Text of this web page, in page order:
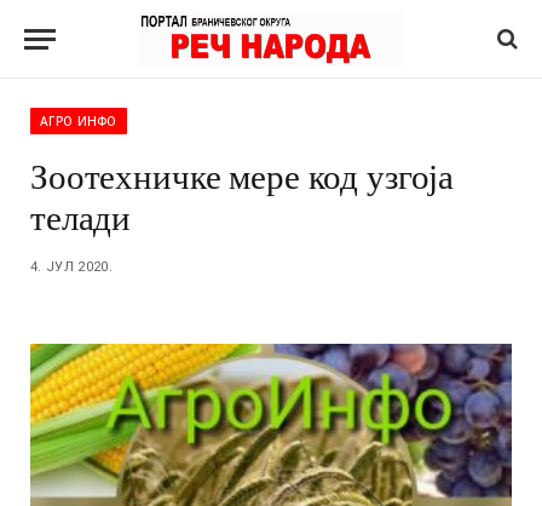
АГРО ИНФО
Зоотехничке мере код узгоја
телади
4. ЈУЛ 2020.